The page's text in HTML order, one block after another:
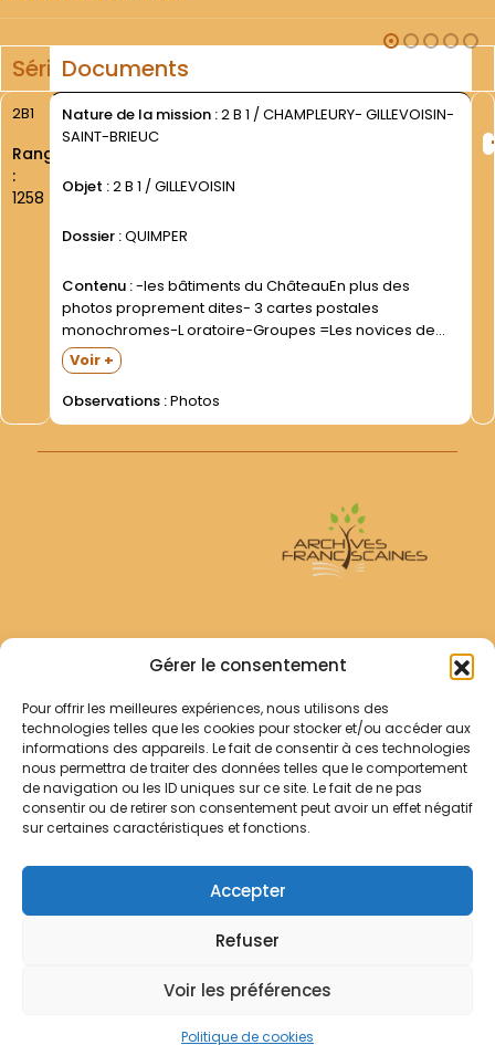
Gérer le consentement
Pour offrir les meilleures expériences, nous utilisons des
technologies telles que les cookies pour stocker et/ou accéder aux
informations des appareils. Le fait de consentir à ces technologies
nous permettra de traiter des données telles que le comportement
de navigation ou les ID uniques sur ce site. Le fait de ne pas
consentir ou de retirer son consentement peut avoir un effet négatif
sur certaines caractéristiques et fonctions.
Accepter
Refuser
Voir les préférences
Politique de cookies
SérieDocuments
2B1
Rang
:
1258
Nature de la mission :2 B 1 / CHAMPLEURY- GILLEVOISIN-
SAINT-BRIEUC
Objet :2 B 1 / GILLEVOISIN
Dossier :QUIMPER
Contenu :-les bâtiments du ChâteauEn plus des
photos proprement dites- 3 cartes postales
monochromes-L oratoire-Groupes =Les novices de
1947-1948 et 1950-1951 =La visite du P. Pacifique
PERANTONI- Ministre Général OFM (juillet 1950) =Divers
=Les bâtiments du château- sous forme de photos...
Voir +
Observations :Photos
Archives Franciscaines
RECHERCHER
Comment chercher ?
Les archives
Notre démarche
Contact